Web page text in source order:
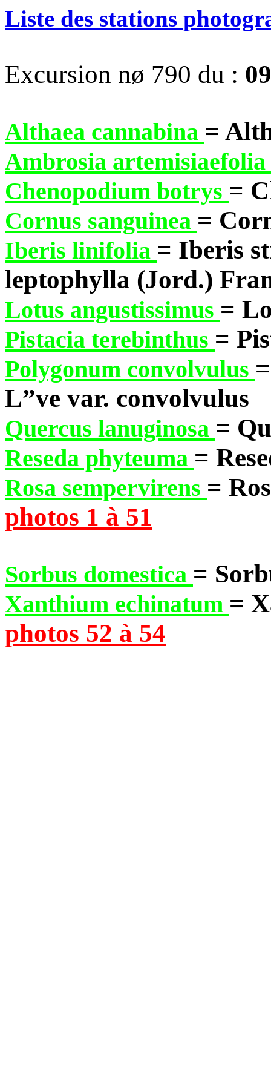
Liste des stations
Excursion nø 790 du :
Althaea cannabina =
Ambrosia artemisiaefolia
Chenopodium botrys =
Cornus sanguinea =
Iberis linifolia = Iberis
leptophylla (Jord.)
Lotus angustissimus =
Pistacia terebinthus =
Polygonum convolvulus
L”ve var. convolvulus
Quercus lanuginosa =
Reseda phyteuma =
Rosa sempervirens =
photos 1 à 51
Sorbus domestica =
Xanthium echinatum =
photos 52 à 54